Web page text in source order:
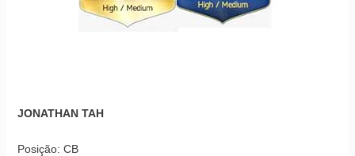
JONATHAN TAH
Posição: CB